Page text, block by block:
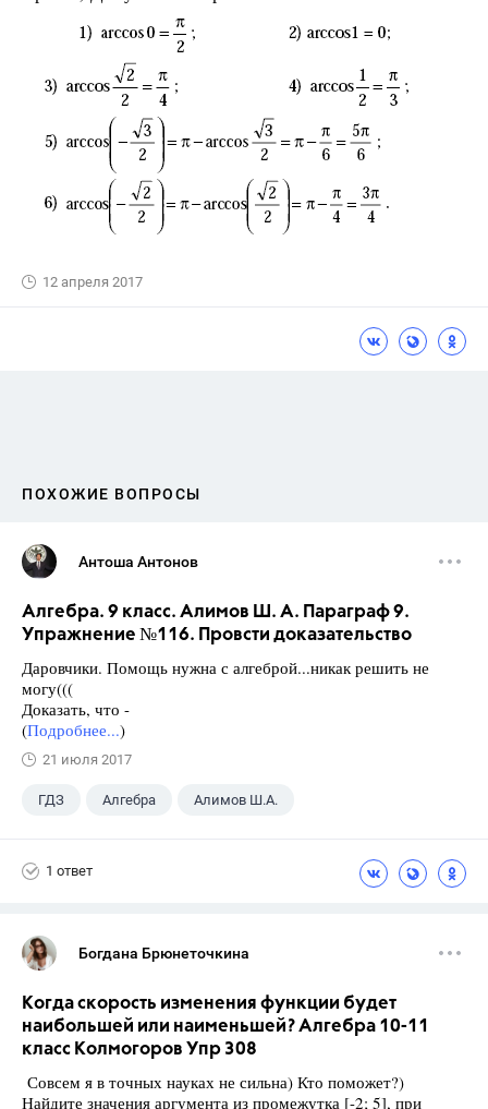
12 апреля 2017
ПОХОЖИЕ ВОПРОСЫ
Антоша Антонов
Алгебра. 9 класс. Алимов Ш. А. Параграф 9.
Упражнение №116. Провсти доказательство
Даровчики. Помощь нужна с алгеброй...никак решить не
могу(((
Доказать, что -
(Подробнее...)
21 июля 2017
ГДЗ Алгебра Алимов Ш.А.
1 ответ
Богдана Брюнеточкина
Когда скорость изменения функции будет
наибольшей или наименьшей? Алгебра 10-11
класс Колмогоров Упр 308
Совсем я в точных науках не сильна) Кто поможет?)
Найдите значения аргумента из промежутка [-2; 5], при